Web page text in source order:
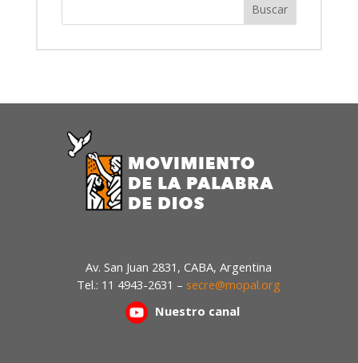
Av. San Juan 2831, CABA, Argentina
Tel.: 11 4943-2631 – secre@mopal.org
Nuestro canal